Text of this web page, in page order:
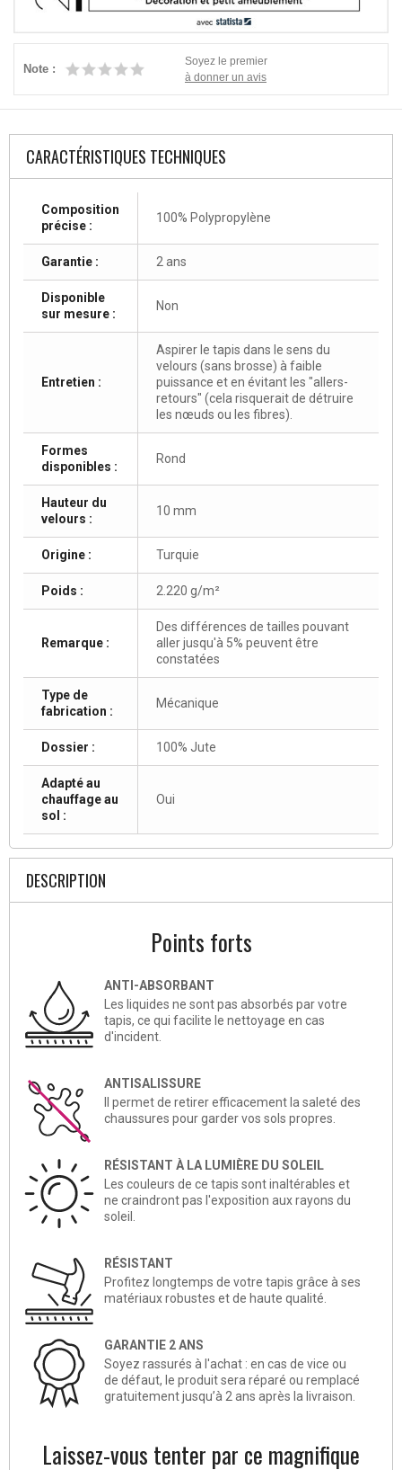
Note :
Soyez le premier
à donner un avis
CARACTÉRISTIQUES TECHNIQUES
Composition
précise :
100% Polypropylène
Garantie : 2 ans
Disponible
sur mesure :
Non
Entretien :
Aspirer le tapis dans le sens du
velours (sans brosse) à faible
puissance et en évitant les "allers-
retours" (cela risquerait de détruire
les nœuds ou les fibres).
Formes
disponibles :
Rond
Hauteur du
velours :
10 mm
Origine : Turquie
Poids : 2.220 g/m²
Remarque :
Des différences de tailles pouvant
aller jusqu'à 5% peuvent être
constatées
Type de
fabrication :
Mécanique
Dossier : 100% Jute
Adapté au
chauffage au
sol :
Oui
DESCRIPTION
Points forts
ANTI-ABSORBANT
Les liquides ne sont pas absorbés par votre
tapis, ce qui facilite le nettoyage en cas
d'incident.
ANTISALISSURE
Il permet de retirer efficacement la saleté des
chaussures pour garder vos sols propres.
RÉSISTANT À LA LUMIÈRE DU SOLEIL
Les couleurs de ce tapis sont inaltérables et
ne craindront pas l'exposition aux rayons du
soleil.
RÉSISTANT
Profitez longtemps de votre tapis grâce à ses
matériaux robustes et de haute qualité.
GARANTIE 2 ANS
Soyez rassurés à l'achat : en cas de vice ou
de défaut, le produit sera réparé ou remplacé
gratuitement jusqu’à 2 ans après la livraison.
Laissez-vous tenter par ce magnifique